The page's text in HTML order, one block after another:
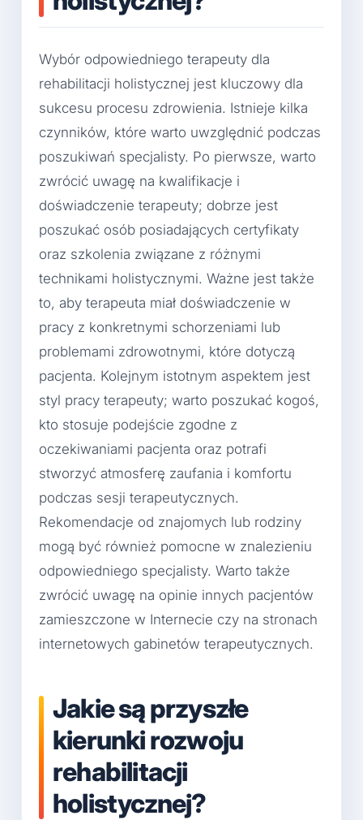
Wybór odpowiedniego terapeuty dla
rehabilitacji holistycznej jest kluczowy dla
sukcesu procesu zdrowienia. Istnieje kilka
czynników, które warto uwzględnić podczas
poszukiwań specjalisty. Po pierwsze, warto
zwrócić uwagę na kwalifikacje i
doświadczenie terapeuty; dobrze jest
poszukać osób posiadających certyfikaty
oraz szkolenia związane z różnymi
technikami holistycznymi. Ważne jest także
to, aby terapeuta miał doświadczenie w
pracy z konkretnymi schorzeniami lub
problemami zdrowotnymi, które dotyczą
pacjenta. Kolejnym istotnym aspektem jest
styl pracy terapeuty; warto poszukać kogoś,
kto stosuje podejście zgodne z
oczekiwaniami pacjenta oraz potrafi
stworzyć atmosferę zaufania i komfortu
podczas sesji terapeutycznych.
Rekomendacje od znajomych lub rodziny
mogą być również pomocne w znalezieniu
odpowiedniego specjalisty. Warto także
zwrócić uwagę na opinie innych pacjentów
zamieszczone w Internecie czy na stronach
internetowych gabinetów terapeutycznych.
Jakie są przyszłe
kierunki rozwoju
rehabilitacji
holistycznej?